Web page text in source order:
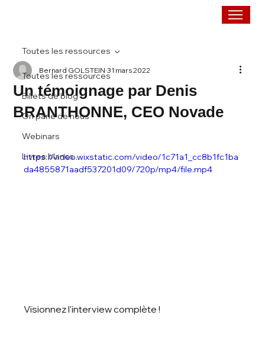
Toutes les ressources
Billets de blog
On parle de nous
Webinars
Livres blancs
Toutes les ressources
Un témoignage par Denis
BRANTHONNE, CEO Novade
Bernard GOLSTEIN 31 mars 2022
https://video.wixstatic.com/video/1c71a1_cc8b1fc1ba
da4855871aadf537201d09/720p/mp4/file.mp4
Visionnez l'interview complète !